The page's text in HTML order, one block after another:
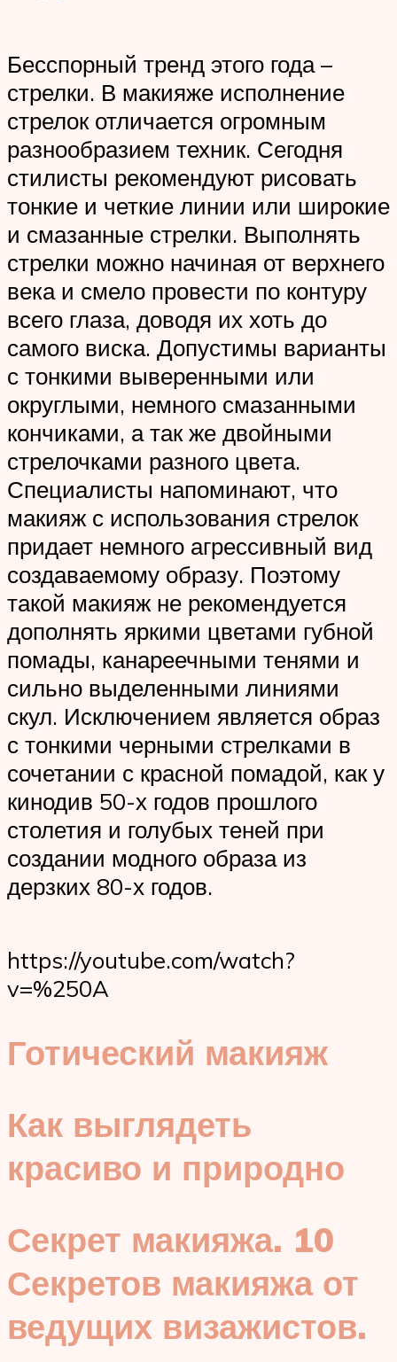
Бесспорный тренд этого года –
стрелки. В макияже исполнение
стрелок отличается огромным
разнообразием техник. Сегодня
стилисты рекомендуют рисовать
тонкие и четкие линии или широкие
и смазанные стрелки. Выполнять
стрелки можно начиная от верхнего
века и смело провести по контуру
всего глаза, доводя их хоть до
самого виска. Допустимы варианты
с тонкими выверенными или
округлыми, немного смазанными
кончиками, а так же двойными
стрелочками разного цвета.
Специалисты напоминают, что
макияж с использования стрелок
придает немного агрессивный вид
создаваемому образу. Поэтому
такой макияж не рекомендуется
дополнять яркими цветами губной
помады, канареечными тенями и
сильно выделенными линиями
скул. Исключением является образ
с тонкими черными стрелками в
сочетании с красной помадой, как у
кинодив 50-х годов прошлого
столетия и голубых теней при
создании модного образа из
дерзких 80-х годов.
https://youtube.com/watch?
v=%250A
Готический макияж
Как выглядеть
красиво и природно
Секрет макияжа. 10
Секретов макияжа от
ведущих визажистов.